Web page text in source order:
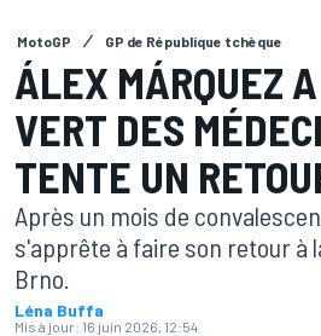
MotoGP GP de République tchèque
ÁLEX MÁRQUEZ
VERT DES
TENTE UN
Après un mois de
s'apprête à faire son retour à
Brno.
Léna Buffa
Mis à jour: 16 juin 2026, 12:54